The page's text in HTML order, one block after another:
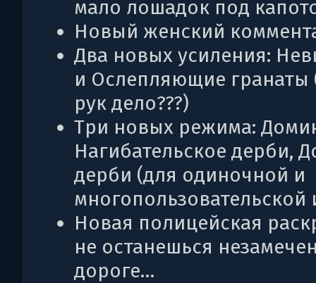
мало лошадок под
Новый женский
Два новых усиления:
и Ослепляющие гранаты
рук дело???)
Три новых режима:
Нагибательское дерби,
дерби (для одиночной и
многопользовательской
Новая полицейская
не останешься
дороге…